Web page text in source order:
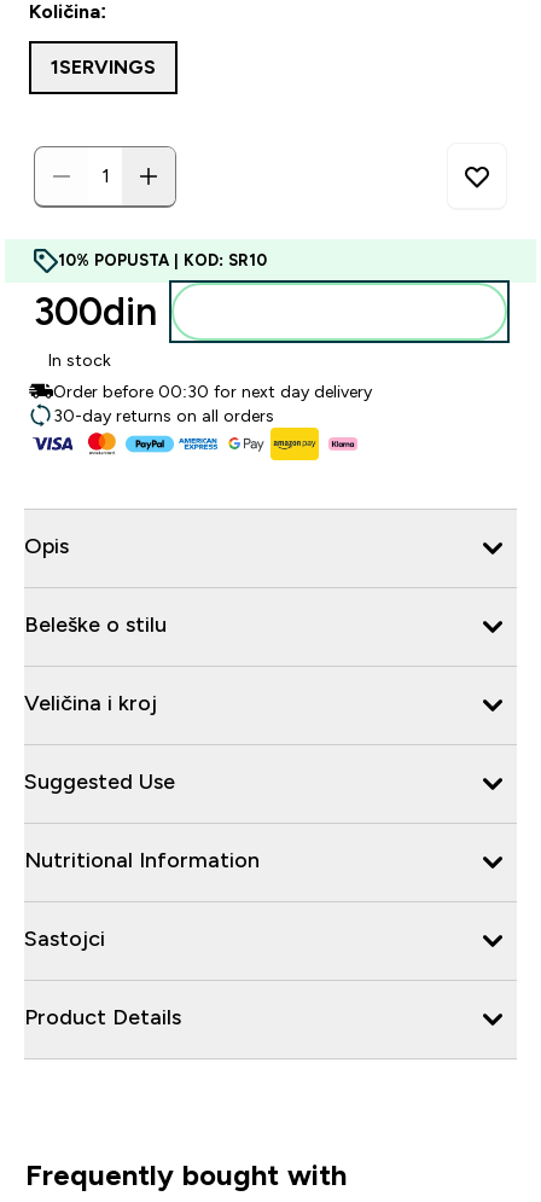
Količina:
1SERVINGS
10% POPUSTA | KOD: SR10
300din‎
In stock
Order before 00:30 for next day delivery
30-day returns on all orders
Opis
Beleške o stilu
Veličina i kroj
Suggested Use
Nutritional Information
Sastojci
Product Details
Frequently bought with